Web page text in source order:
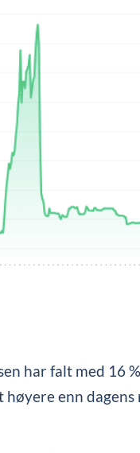
har falt med 16
enn dagens